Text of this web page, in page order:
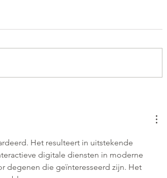
Het resulteert in uitstekende
digitale diensten in moderne
degenen die geïnteresseerd zijn. Het